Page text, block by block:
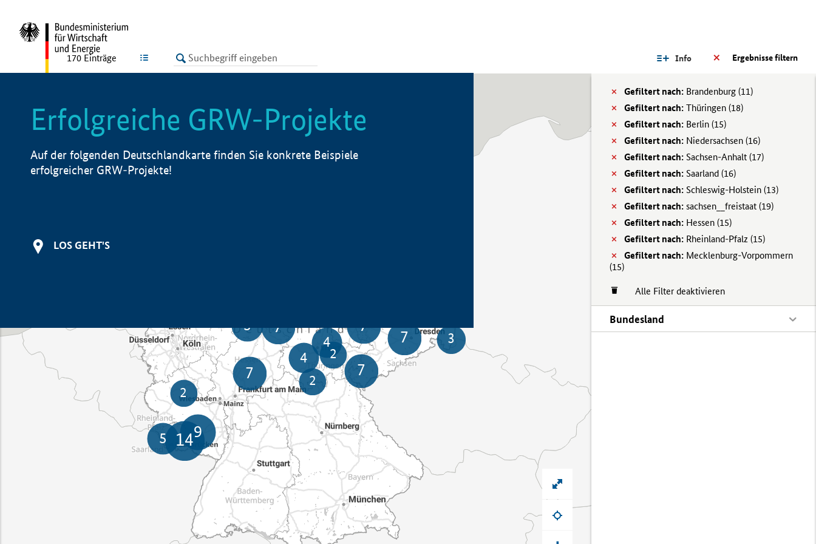
LISTE Ergebnisse filtern
Info
Gefiltert nach: Brandenburg (11)
Gefiltert nach: Thüringen (18)
Gefiltert nach: Berlin (15)
Gefiltert nach: Niedersachsen (16)
Gefiltert nach: Sachsen-Anhalt (17)
Gefiltert nach: Saarland (16)
Gefiltert nach: Schleswig-Holstein (13)
Gefiltert nach: sachsen__freistaat (19)
Gefiltert nach: Hessen (15)
Gefiltert nach: Rheinland-Pfalz (15)
Gefiltert nach: Mecklenburg-Vorpommern
(15)
Alle Filter deaktivieren
Bundesland
170 Einträge
Erfolgreiche GRW-Projekte
Auf der folgenden Deutschlandkarte finden Sie konkrete Beispiele
erfolgreicher GRW-Projekte!
LOS GEHT'S